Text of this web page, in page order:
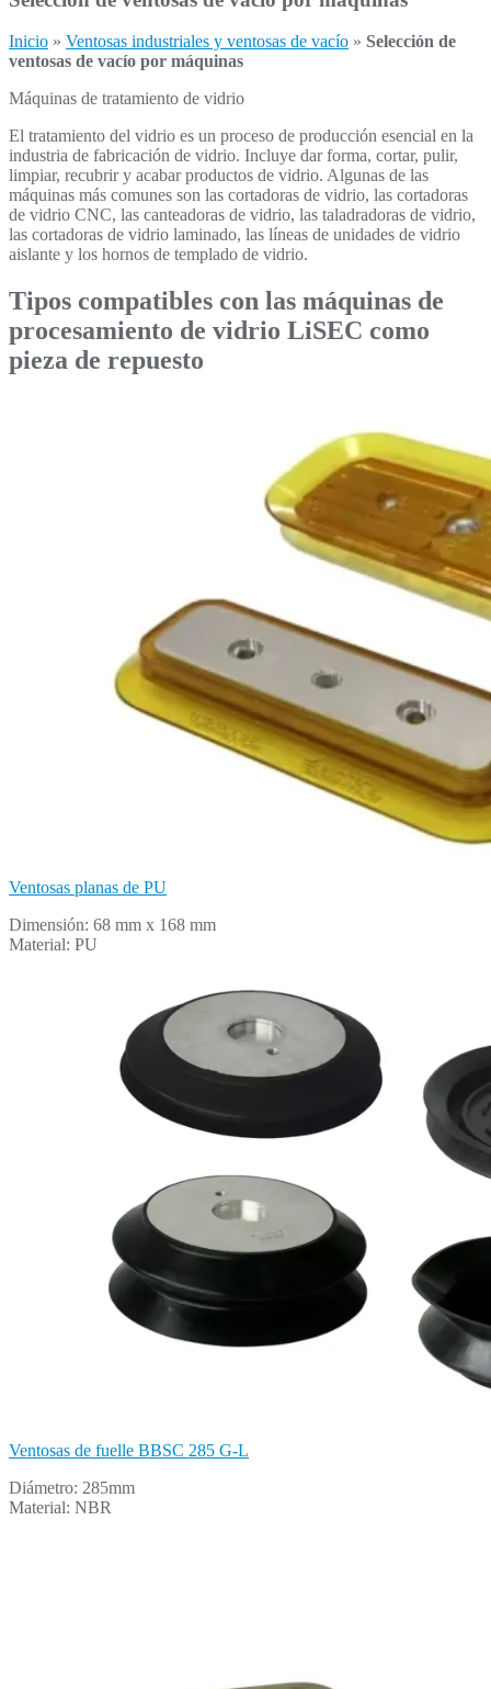
Inicio » Ventosas industriales y ventosas de vacío » Selección de
ventosas de vacío por máquinas
Máquinas de tratamiento de vidrio
El tratamiento del vidrio es un proceso de producción esencial en la
industria de fabricación de vidrio. Incluye dar forma, cortar, pulir,
limpiar, recubrir y acabar productos de vidrio. Algunas de las
máquinas más comunes son las cortadoras de vidrio, las cortadoras
de vidrio CNC, las canteadoras de vidrio, las taladradoras de vidrio,
las cortadoras de vidrio laminado, las líneas de unidades de vidrio
aislante y los hornos de templado de vidrio.
Tipos compatibles con las máquinas de
procesamiento de vidrio LiSEC como
pieza de repuesto
Ventosas planas de PU
Dimensión: 68 mm x 168 mm
Material: PU
Ventosas de fuelle BBSC 285 G-L
Diámetro: 285mm
Material: NBR